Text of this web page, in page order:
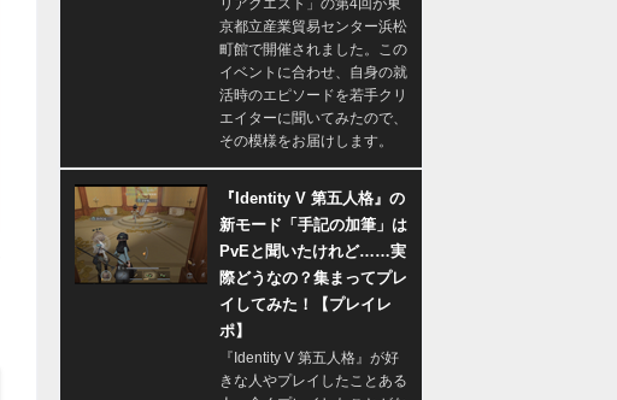
リアクエスト」の第4回が東
京都立産業貿易センター浜松
町館で開催されました。この
イベントに合わせ、自身の就
活時のエピソードを若手クリ
エイターに聞いてみたので、
その模様をお届けします。
『Identity V 第五人格』の
新モード「手記の加筆」は
PvEと聞いたけれど……実
際どうなの？集まってプレ
イしてみた！【プレイレ
ポ】
『Identity V 第五人格』が好
きな人やプレイしたことある